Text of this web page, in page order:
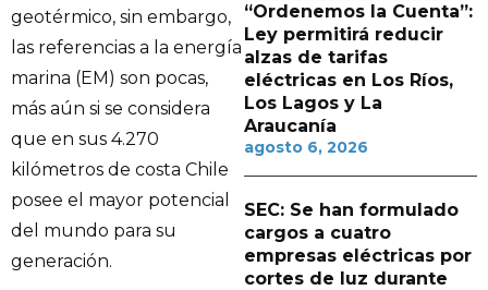
geotérmico, sin embargo,
las referencias a la energía
marina (EM) son pocas,
más aún si se considera
que en sus 4.270
kilómetros de costa Chile
posee el mayor potencial
del mundo para su
generación.
“Ordenemos la Cuenta”:
Ley permitirá reducir
alzas de tarifas
eléctricas en Los Ríos,
Los Lagos y La
Araucanía
agosto 6, 2026
SEC: Se han formulado
cargos a cuatro
empresas eléctricas por
cortes de luz durante